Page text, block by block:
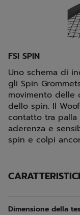
FSI SPIN
Uno schema di
gli Spin
movimento delle
dello spin. Il
contatto tra
aderenza e
spin e colpi
Dimensione della